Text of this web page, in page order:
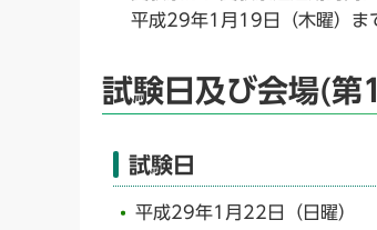
平成29年1月19日（木曜）ま
試験日及び会場(第
試験日
平成29年1月22日（日曜）